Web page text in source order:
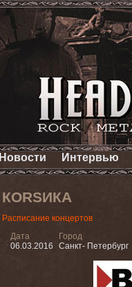
Новости Интервью
КОRSИКА
Расписание концертов
Дата
06.03.2016
Город
Санкт- Петербург